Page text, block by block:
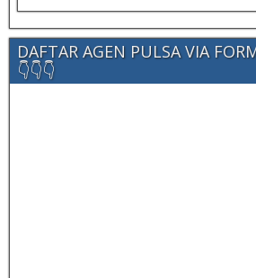
DAFTAR AGEN PULSA VIA
👇👇👇